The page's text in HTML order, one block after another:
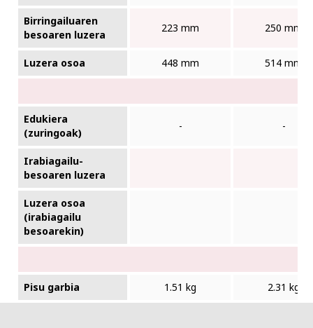
Birringailuaren
besoaren luzera
223 mm 250 mm
Luzera osoa 448 mm 514 mm
Edukiera
(zuringoak)
- -
Irabiagailu-
besoaren luzera
Luzera osoa
(irabiagailu
besoarekin)
Pisu garbia 1.51 kg 2.31 kg